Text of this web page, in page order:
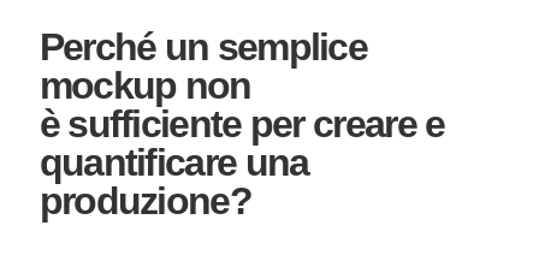
Perché un semplice
mockup non
è sufficiente per creare e
quantificare una
produzione?